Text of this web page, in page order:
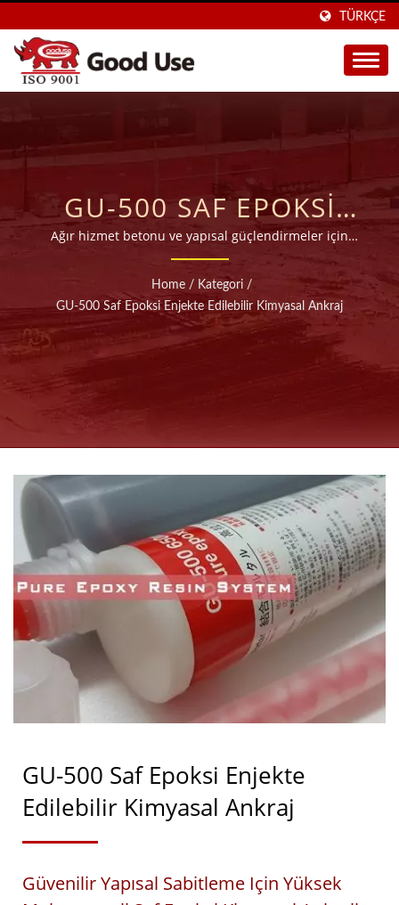
TÜRKÇE
GU-500 SAF EPOKSI
ENJEKTE EDILEBILIR
KIMYASAL ANKRAJ | 20
YILDAN FAZLA GENIŞ
ARALIKTA ENJEKTE
EDILEBILIR KIMYASAL
ANKRAJ ÜRETICISI |
GOOD USE
Ağır hizmet betonu ve yapısal güçlendirmeler için
enjekte edilebilir epoksi reçine ankraj
yapıştırıcısıTayvan merkezli fabrikamız, 45'ten fazla
ülkeye ihraç edilen yüksek kaliteli kimyasal ankraj
(enjeksiyon harcı) üretiminde 28 yılı aşkın deneyime
sahiptir.
Home / Kategori /
GU-500 Saf Epoksi Enjekte Edilebilir Kimyasal Ankraj
GU-500 Saf Epoksi Enjekte
Edilebilir Kimyasal Ankraj
Güvenilir Yapısal Sabitleme Için Yüksek